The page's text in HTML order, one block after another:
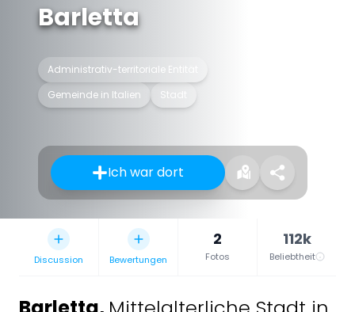
Barletta
Administrativ-territoriale Entität
Gemeinde in Italien
Stadt
Ich war dort
Discussion Bewertungen
2
Fotos
112k
Beliebtheit